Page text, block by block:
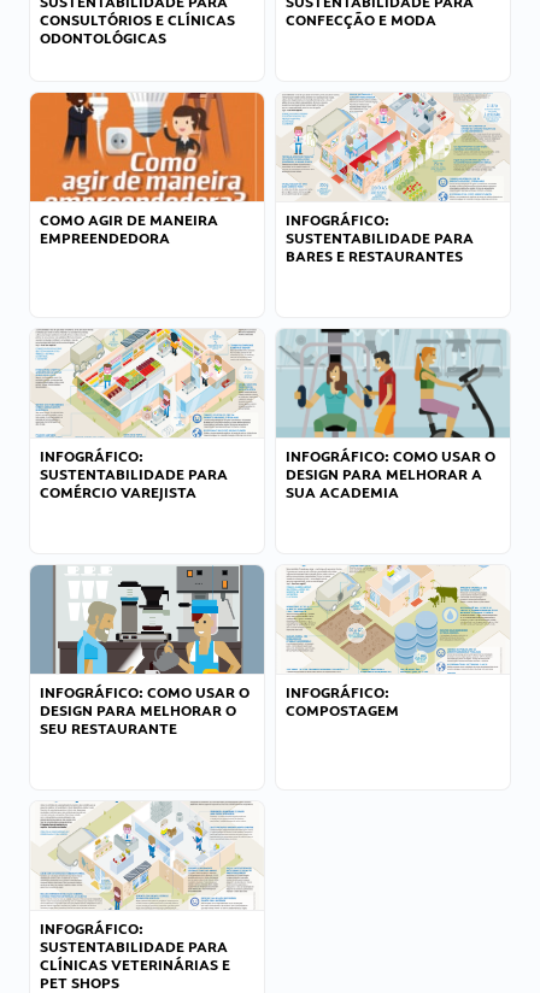
CONSULTÓRIOS E CLÍNICAS
ODONTOLÓGICAS
CONFECÇÃO E MODA
COMO AGIR DE MANEIRA
EMPREENDEDORA
INFOGRÁFICO:
SUSTENTABILIDADE PARA
BARES E RESTAURANTES
INFOGRÁFICO:
SUSTENTABILIDADE PARA
COMÉRCIO VAREJISTA
INFOGRÁFICO: COMO USAR O
DESIGN PARA MELHORAR A
SUA ACADEMIA
INFOGRÁFICO: COMO USAR O
DESIGN PARA MELHORAR O
SEU RESTAURANTE
INFOGRÁFICO:
COMPOSTAGEM
INFOGRÁFICO:
SUSTENTABILIDADE PARA
CLÍNICAS VETERINÁRIAS E
PET SHOPS